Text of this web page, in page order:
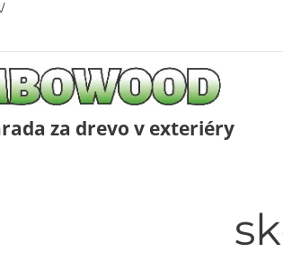
za drevo v exteriéry